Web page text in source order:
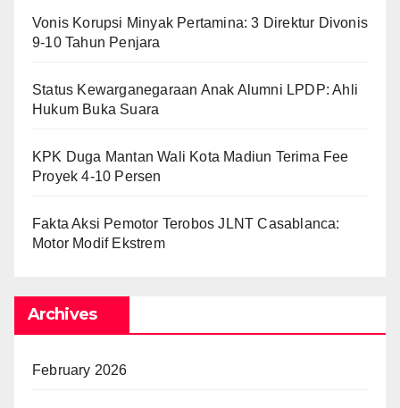
Vonis Korupsi Minyak Pertamina: 3 Direktur Divonis
9-10 Tahun Penjara
Status Kewarganegaraan Anak Alumni LPDP: Ahli
Hukum Buka Suara
KPK Duga Mantan Wali Kota Madiun Terima Fee
Proyek 4-10 Persen
Fakta Aksi Pemotor Terobos JLNT Casablanca:
Motor Modif Ekstrem
Archives
February 2026